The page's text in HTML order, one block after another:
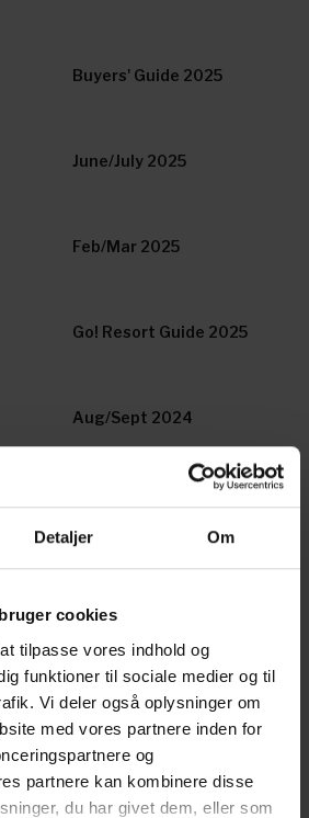
Detaljer Om
cookies
tilpasse vores indhold og
funktioner til sociale medier og til
Vi deler også oplysninger om
med vores partnere inden for
og
partnere kan kombinere disse
du har givet dem, eller som
Buyers' Guide 2025
June/July 2025
Feb/Mar 2025
Go! Resort Guide 2025
Aug/Sept 2024
June/July 2024
Dec/Jan 2023/2024
2 2023 Oct/Nov 2023